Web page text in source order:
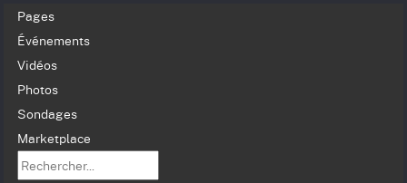
Pages
Événements
Vidéos
Photos
Sondages
Marketplace